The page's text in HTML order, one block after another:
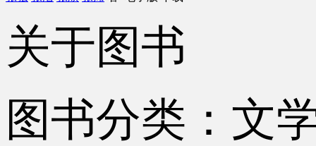
关于图书
图书分类：文